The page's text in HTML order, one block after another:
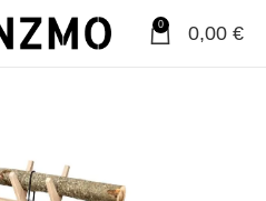
0 0,00 €